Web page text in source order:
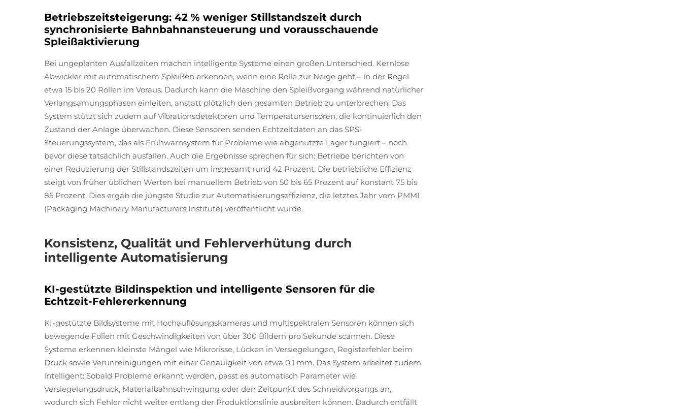
Betriebszeitsteigerung: 42 % weniger Stillstandszeit durch
synchronisierte Bahnbahnansteuerung und vorausschauende
Spleißaktivierung
Bei ungeplanten Ausfallzeiten machen intelligente Systeme einen großen Unterschied. Kernlose
Abwickler mit automatischem Spleißen erkennen, wenn eine Rolle zur Neige geht – in der Regel
etwa 15 bis 20 Rollen im Voraus. Dadurch kann die Maschine den Spleißvorgang während natürlicher
Verlangsamungsphasen einleiten, anstatt plötzlich den gesamten Betrieb zu unterbrechen. Das
System stützt sich zudem auf Vibrationsdetektoren und Temperatursensoren, die kontinuierlich den
Zustand der Anlage überwachen. Diese Sensoren senden Echtzeitdaten an das SPS-
Steuerungssystem, das als Frühwarnsystem für Probleme wie abgenutzte Lager fungiert – noch
bevor diese tatsächlich ausfallen. Auch die Ergebnisse sprechen für sich: Betriebe berichten von
einer Reduzierung der Stillstandszeiten um insgesamt rund 42 Prozent. Die betriebliche Effizienz
steigt von früher üblichen Werten bei manuellem Betrieb von 50 bis 65 Prozent auf konstant 75 bis
85 Prozent. Dies ergab die jüngste Studie zur Automatisierungseffizienz, die letztes Jahr vom PMMI
(Packaging Machinery Manufacturers Institute) veröffentlicht wurde.
Konsistenz, Qualität und Fehlerverhütung durch
intelligente Automatisierung
KI-gestützte Bildinspektion und intelligente Sensoren für die
Echtzeit-Fehlererkennung
KI-gestützte Bildsysteme mit Hochauflösungskameras und multispektralen Sensoren können sich
bewegende Folien mit Geschwindigkeiten von über 300 Bildern pro Sekunde scannen. Diese
Systeme erkennen kleinste Mängel wie Mikrorisse, Lücken in Versiegelungen, Registerfehler beim
Druck sowie Verunreinigungen mit einer Genauigkeit von etwa 0,1 mm. Das System arbeitet zudem
intelligent: Sobald Probleme erkannt werden, passt es automatisch Parameter wie
Versiegelungsdruck, Materialbahnschwingung oder den Zeitpunkt des Schneidvorgangs an,
wodurch sich Fehler nicht weiter entlang der Produktionslinie ausbreiten können. Dadurch entfällt